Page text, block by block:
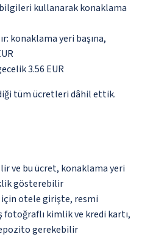
kullanarak konaklama
konaklama yeri başına,
3.56 EUR
tüm ücretleri dâhil ettik.
ve bu ücret, konaklama yeri
gösterebilir
için otele girişte, resmi
kimlik ve kredi kartı,
gerekebilir